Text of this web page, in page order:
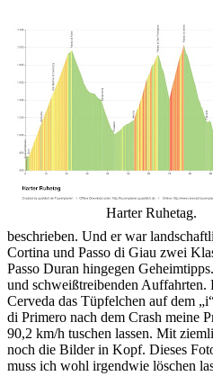
Harter Ruhetag.
beschrieben. Und er war
Cortina und Passo di Giau zwei
Passo Duran hingegen
und schweißtreibenden Auffahrten.
Cerveda das Tüpfelchen auf dem
di Primero nach dem Crash meine
90,2 km/h tuschen lassen. Mit
noch die Bilder in Kopf. Dieses
muss ich wohl irgendwie löschen